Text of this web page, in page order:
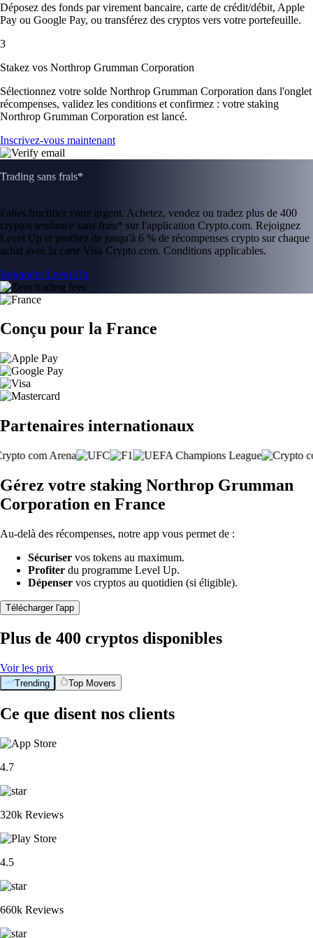
Déposez des fonds par virement bancaire, carte de crédit/débit, Apple
Pay ou Google Pay, ou transférez des cryptos vers votre portefeuille.
3
Stakez vos Northrop Grumman Corporation
Sélectionnez votre solde Northrop Grumman Corporation dans l'onglet
récompenses, validez les conditions et confirmez : votre staking
Northrop Grumman Corporation est lancé.
Inscrivez-vous maintenant
Trading sans frais*
Faites fructifier votre argent. Achetez, vendez ou tradez plus de 400
cryptos tendance sans frais* sur l'application Crypto.com. Rejoignez
Level Up et profitez de jusqu'à 6 % de récompenses crypto sur chaque
achat avec la carte Visa Crypto.com. Conditions applicables.
Rejoindre Level Up
Conçu pour la France
Partenaires internationaux
Gérez votre staking Northrop Grumman
Corporation en France
Au-delà des récompenses, notre app vous permet de :
Sécuriser vos tokens au maximum.
Profiter du programme Level Up.
Dépenser vos cryptos au quotidien (si éligible).
Télécharger l'app
Plus de 400 cryptos disponibles
Voir les prix
Trending Top Movers
Ce que disent nos clients
4.7
320k Reviews
4.5
660k Reviews